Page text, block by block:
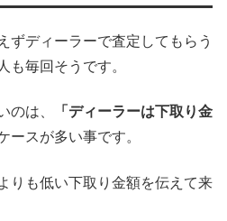
ずディーラーで査定してもらう
も毎回そうです。
のは、
「ディーラーは下取り金
ースが多い事です。
りも低い下取り金額を伝えて来